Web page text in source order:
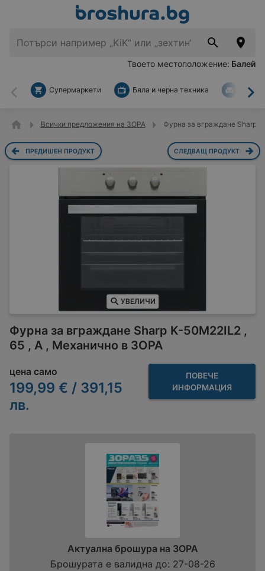
Твоето местоположение: Балей
Назад
Супермаркети Бяла и черна техника За
Всички предложения на ЗОРА Фурна за вграждане Sharp
ПРЕДИШЕН ПРОДУКТ СЛЕДВАЩ ПРОДУКТ
УВЕЛИЧИ
Фурна за вграждане Sharp K-50M22IL2 ,
65 , А , Механично в ЗОРА
цена само
199,99 € / 391,15
лв.
ПОВЕЧЕ
ИНФОРМАЦИЯ
Актуална брошура на ЗОРА
Брошурата е валидна до: 27-08-26